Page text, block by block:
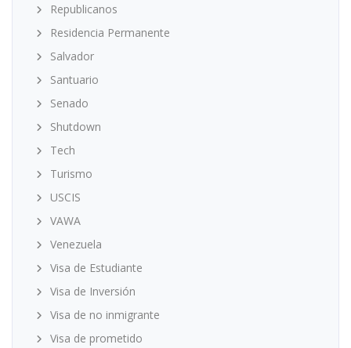
Republicanos
Residencia Permanente
Salvador
Santuario
Senado
Shutdown
Tech
Turismo
USCIS
VAWA
Venezuela
Visa de Estudiante
Visa de Inversión
Visa de no inmigrante
Visa de prometido